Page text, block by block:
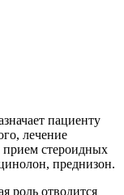
пациенту
лечение
прием стероидных
преднизон.
роль отводится